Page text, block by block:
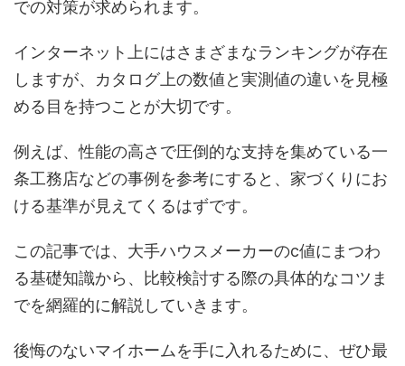
での対策が求められます。
インターネット上にはさまざまなランキングが存在
しますが、カタログ上の数値と実測値の違いを見極
める目を持つことが大切です。
例えば、性能の高さで圧倒的な支持を集めている一
条工務店などの事例を参考にすると、家づくりにお
ける基準が見えてくるはずです。
この記事では、大手ハウスメーカーのc値にまつわ
る基礎知識から、比較検討する際の具体的なコツま
でを網羅的に解説していきます。
後悔のないマイホームを手に入れるために、ぜひ最